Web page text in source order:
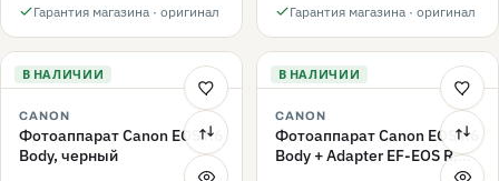
Гарантия магазина · оригинал Гарантия магазина · оригинал
В НАЛИЧИИ
CANON
Фотоаппарат Canon EOS R6
Body, черный
В НАЛИЧИИ
CANON
Фотоаппарат Canon EOS R6
Body + Adapter EF-EOS R,